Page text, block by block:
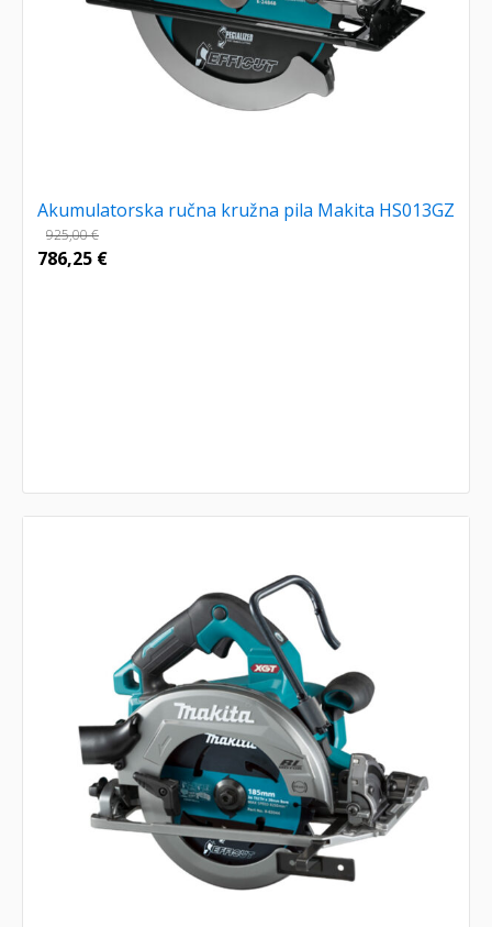
Akumulatorska ručna kružna pila Makita HS013GZ
925,00€
786,25 €